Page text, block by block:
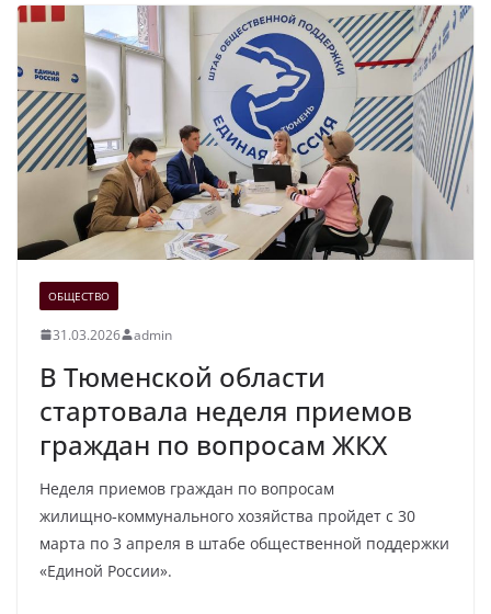
ОБЩЕСТВО
31.03.2026 admin
В Тюменской области
стартовала неделя приемов
граждан по вопросам ЖКХ
Неделя приемов граждан по вопросам
жилищно‑коммунального хозяйства пройдет с 30
марта по 3 апреля в штабе общественной поддержки
«Единой России».